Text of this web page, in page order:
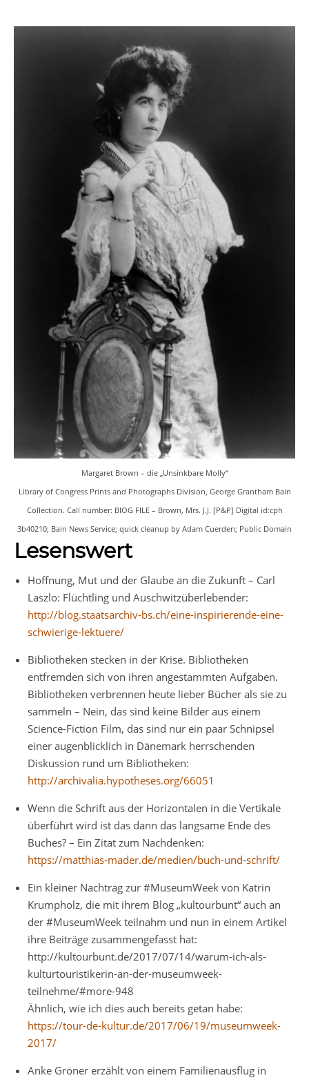
Margaret Brown – die „Unsinkbare Molly“
Library of Congress Prints and Photographs Division, George Grantham Bain
Collection. Call number: BIOG FILE – Brown, Mrs. J.J. [P&P] Digital id:cph
3b40210; Bain News Service; quick cleanup by Adam Cuerden; Public Domain
Lesenswert
Hoffnung, Mut und der Glaube an die Zukunft – Carl
Laszlo: Flüchtling und Auschwitzüberlebender:
http://blog.staatsarchiv-bs.ch/eine-inspirierende-eine-
schwierige-lektuere/
Bibliotheken stecken in der Krise. Bibliotheken
entfremden sich von ihren angestammten Aufgaben.
Bibliotheken verbrennen heute lieber Bücher als sie zu
sammeln – Nein, das sind keine Bilder aus einem
Science-Fiction Film, das sind nur ein paar Schnipsel
einer augenblicklich in Dänemark herrschenden
Diskussion rund um Bibliotheken:
http://archivalia.hypotheses.org/66051
Wenn die Schrift aus der Horizontalen in die Vertikale
überführt wird ist das dann das langsame Ende des
Buches? – Ein Zitat zum Nachdenken:
https://matthias-mader.de/medien/buch-und-schrift/
Ein kleiner Nachtrag zur #MuseumWeek von Katrin
Krumpholz, die mit ihrem Blog „kultourbunt“ auch an
der #MuseumWeek teilnahm und nun in einem Artikel
ihre Beiträge zusammengefasst hat:
http://kultourbunt.de/2017/07/14/warum-ich-als-
kulturtouristikerin-an-der-museumweek-
teilnehme/#more-948
Ähnlich, wie ich dies auch bereits getan habe:
https://tour-de-kultur.de/2017/06/19/museumweek-
2017/
Anke Gröner erzählt von einem Familienausflug in